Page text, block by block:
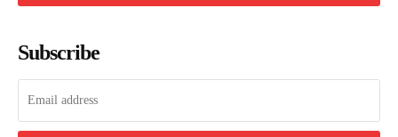
Subscribe